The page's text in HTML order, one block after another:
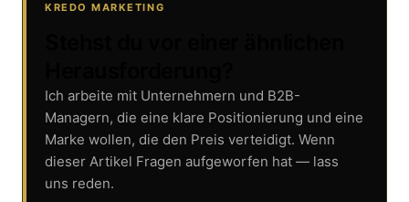
KREDO MARKETING
Ich arbeite mit Unternehmern und B2B-
Managern, die eine klare Positionierung und eine
Marke wollen, die den Preis verteidigt. Wenn
dieser Artikel Fragen aufgeworfen hat — lass
uns reden.